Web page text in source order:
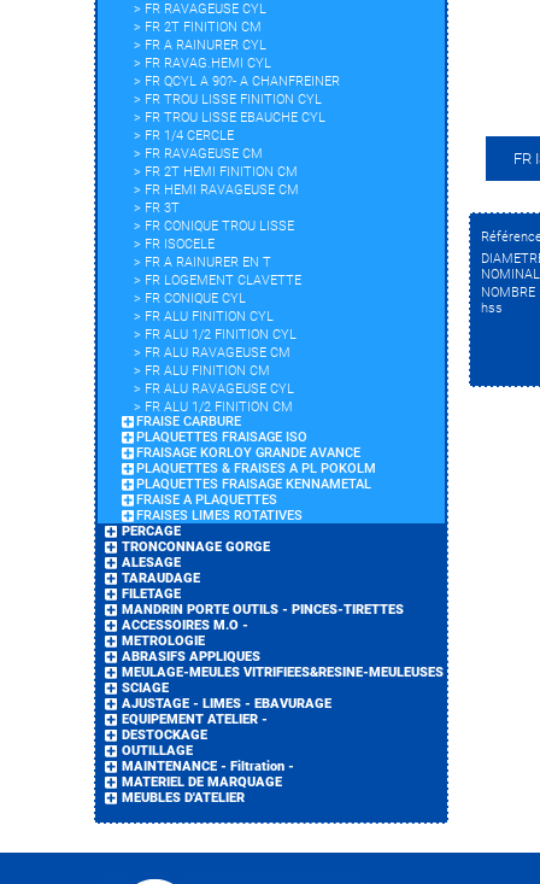
> FR RAVAGEUSE CYL
> FR 2T FINITION CM
> FR A RAINURER CYL
> FR RAVAG.HEMI CYL
> FR QCYL A 90?- A CHANFREINER
> FR TROU LISSE FINITION CYL
> FR TROU LISSE EBAUCHE CYL
> FR 1/4 CERCLE
> FR RAVAGEUSE CM
> FR 2T HEMI FINITION CM
> FR HEMI RAVAGEUSE CM
> FR 3T
> FR CONIQUE TROU LISSE
> FR ISOCELE
> FR A RAINURER EN T
> FR LOGEMENT CLAVETTE
> FR CONIQUE CYL
> FR ALU FINITION CYL
> FR ALU 1/2 FINITION CYL
> FR ALU RAVAGEUSE CM
> FR ALU FINITION CM
> FR ALU RAVAGEUSE CYL
> FR ALU 1/2 FINITION CM
FRAISE CARBURE
PLAQUETTES FRAISAGE ISO
FRAISAGE KORLOY GRANDE AVANCE
PLAQUETTES & FRAISES A PL POKOLM
PLAQUETTES FRAISAGE KENNAMETAL
FRAISE A PLAQUETTES
FRAISES LIMES ROTATIVES
PERCAGE
TRONCONNAGE GORGE
ALESAGE
TARAUDAGE
FILETAGE
MANDRIN PORTE OUTILS - PINCES-TIRETTES
ACCESSOIRES M.O -
METROLOGIE
ABRASIFS APPLIQUES
MEULAGE-MEULES VITRIFIEES&RESINE-MEULEUSES
SCIAGE
AJUSTAGE - LIMES - EBAVURAGE
EQUIPEMENT ATELIER -
DESTOCKAGE
OUTILLAGE
MAINTENANCE - Filtration -
MATERIEL DE MARQUAGE
MEUBLES D'ATELIER
FR
NOMBRE
hss